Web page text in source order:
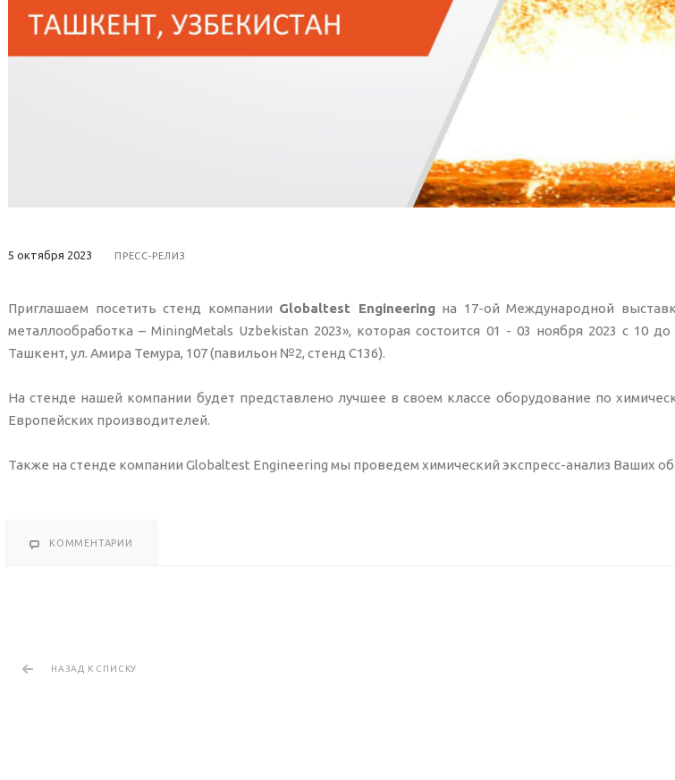
5 октября 2023 ПРЕСС-РЕЛИЗ
Приглашаем посетить стенд компании Globaltest Engineeringна 17-ой Международной
металлообработка – MiningMetals Uzbekistan 2023», которая состоится 01 - 03 ноября 2023 с 10
Ташкент, ул. Амира Темура, 107 (павильон №2, стенд С136).
На стенде нашей компании будет представлено лучшее в своем классе оборудование по
Европейских производителей.
Также на стенде компании Globaltest Engineering мы проведем химический экспресс-анализ Ваших
КОММЕНТАРИИ
НАЗАД К СПИСКУ